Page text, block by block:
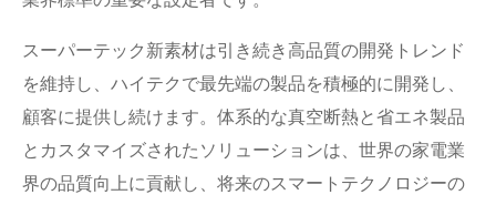
スーパーテック新素材は引き続き高品質の開発トレンド
を維持し、ハイテクで最先端の製品を積極的に開発し、
顧客に提供し続けます。体系的な真空断熱と省エネ製品
とカスタマイズされたソリューションは、世界の家電業
界の品質向上に貢献し、将来のスマートテクノロジーの